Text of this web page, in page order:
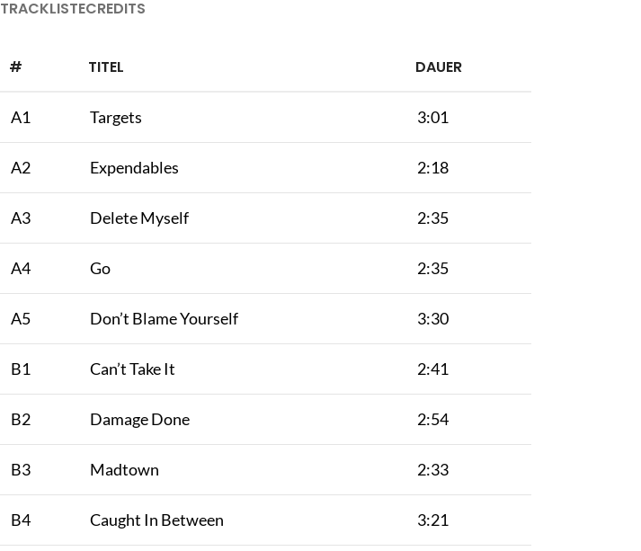
TRACKLISTECREDITS
# TITEL DAUER
A1 Targets 3:01
A2 Expendables 2:18
A3 Delete Myself 2:35
A4 Go 2:35
A5 Don’t Blame Yourself 3:30
B1 Can’t Take It 2:41
B2 Damage Done 2:54
B3 Madtown 2:33
B4 Caught In Between 3:21